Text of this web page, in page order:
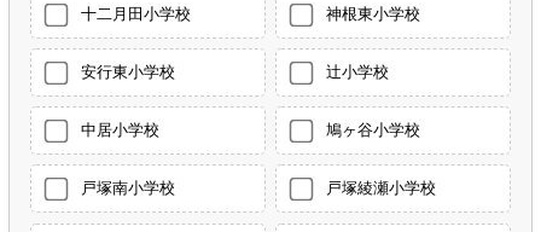
十二月田小学校 神根東小学校
安行東小学校 辻小学校
中居小学校 鳩ヶ谷小学校
戸塚南小学校 戸塚綾瀬小学校